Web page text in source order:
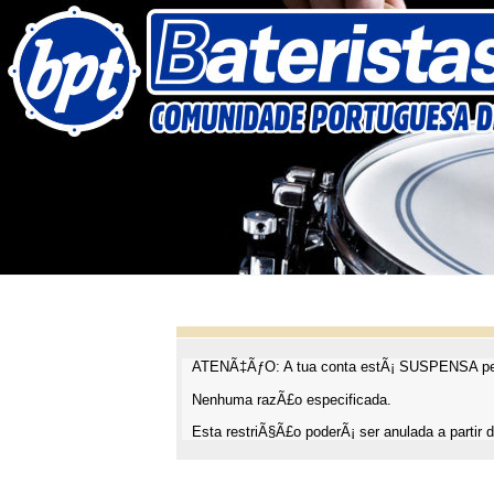
ATENÃ‡ÃƒO: A tua conta estÃ¡ SUSPENSA
Nenhuma razÃ£o especificada.
Esta restriÃ§Ã£o poderÃ¡ ser anulada a partir